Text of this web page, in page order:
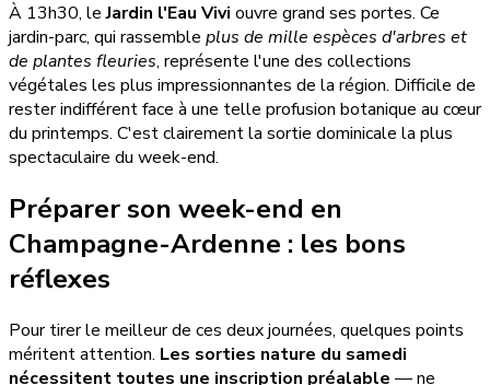
À 13h30, leJardin l'Eau Vivi ouvre grand ses portes. Ce
jardin-parc, qui rassemble plus de mille espèces d'arbres et
de plantes fleuries, représente l'une des collections
végétales les plus impressionnantes de la région. Difficile de
rester indifférent face à une telle profusion botanique au cœur
du printemps. C'est clairement la sortie dominicale la plus
spectaculaire du week-end.
Préparer son week-end en
Champagne-Ardenne : les bons
réflexes
Pour tirer le meilleur de ces deux journées, quelques points
méritent attention. Les sorties nature du samedi
nécessitent toutes une inscription préalable — ne